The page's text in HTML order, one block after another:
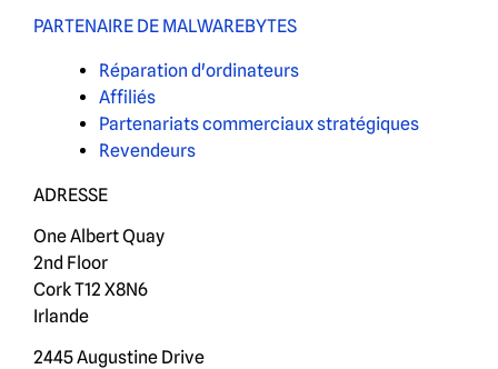
PARTENAIRE DE MALWAREBYTES
Réparation d'ordinateurs
Affiliés
Partenariats commerciaux stratégiques
Revendeurs
ADRESSE
One Albert Quay
2nd Floor
Cork T12 X8N6
Irlande
2445 Augustine Drive